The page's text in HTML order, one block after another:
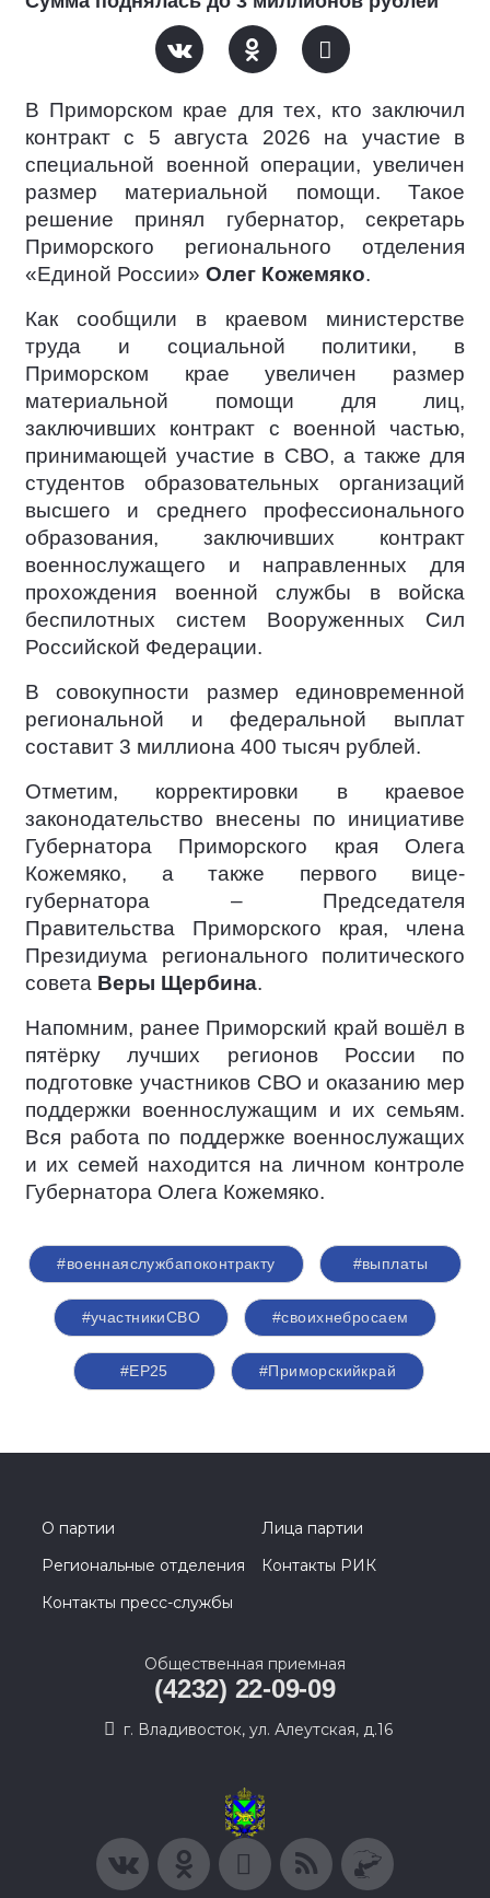
В Приморском крае для тех, кто заключил
контракт c 5 августа 2026 на участие в
специальной военной операции, увеличен
размер материальной помощи. Такое
решение принял губернатор, секретарь
Приморского регионального отделения
«Единой России» Олег Кожемяко.
Как сообщили в краевом министерстве
труда и социальной политики, в
Приморском крае увеличен размер
материальной помощи для лиц,
заключивших контракт с военной частью,
принимающей участие в СВО, а также для
студентов образовательных организаций
высшего и среднего профессионального
образования, заключивших контракт
военнослужащего и направленных для
прохождения военной службы в войска
беспилотных систем Вооруженных Сил
Российской Федерации.
В совокупности размер единовременной
региональной и федеральной выплат
составит 3 миллиона 400 тысяч рублей.
Отметим, корректировки в краевое
законодательство внесены по инициативе
Губернатора Приморского края Олега
Кожемяко, а также первого вице-
губернатора – Председателя
Правительства Приморского края, члена
Президиума регионального политического
совета Веры Щербина.
Напомним, ранее Приморский край вошёл в
пятёрку лучших регионов России по
подготовке участников СВО и оказанию мер
поддержки военнослужащим и их семьям.
Вся работа по поддержке военнослужащих
и их семей находится на личном контроле
Губернатора Олега Кожемяко.
#военнаяслужбапоконтракту #выплаты
#участникиСВО #своихнебросаем
#ЕР25 #Приморскийкрай
О партии
Лица партии
Региональные отделения
Контакты РИК
Контакты пресс-службы
Общественная приемная
(4232) 22-09-09
г. Владивосток, ул. Алеутская, д.16